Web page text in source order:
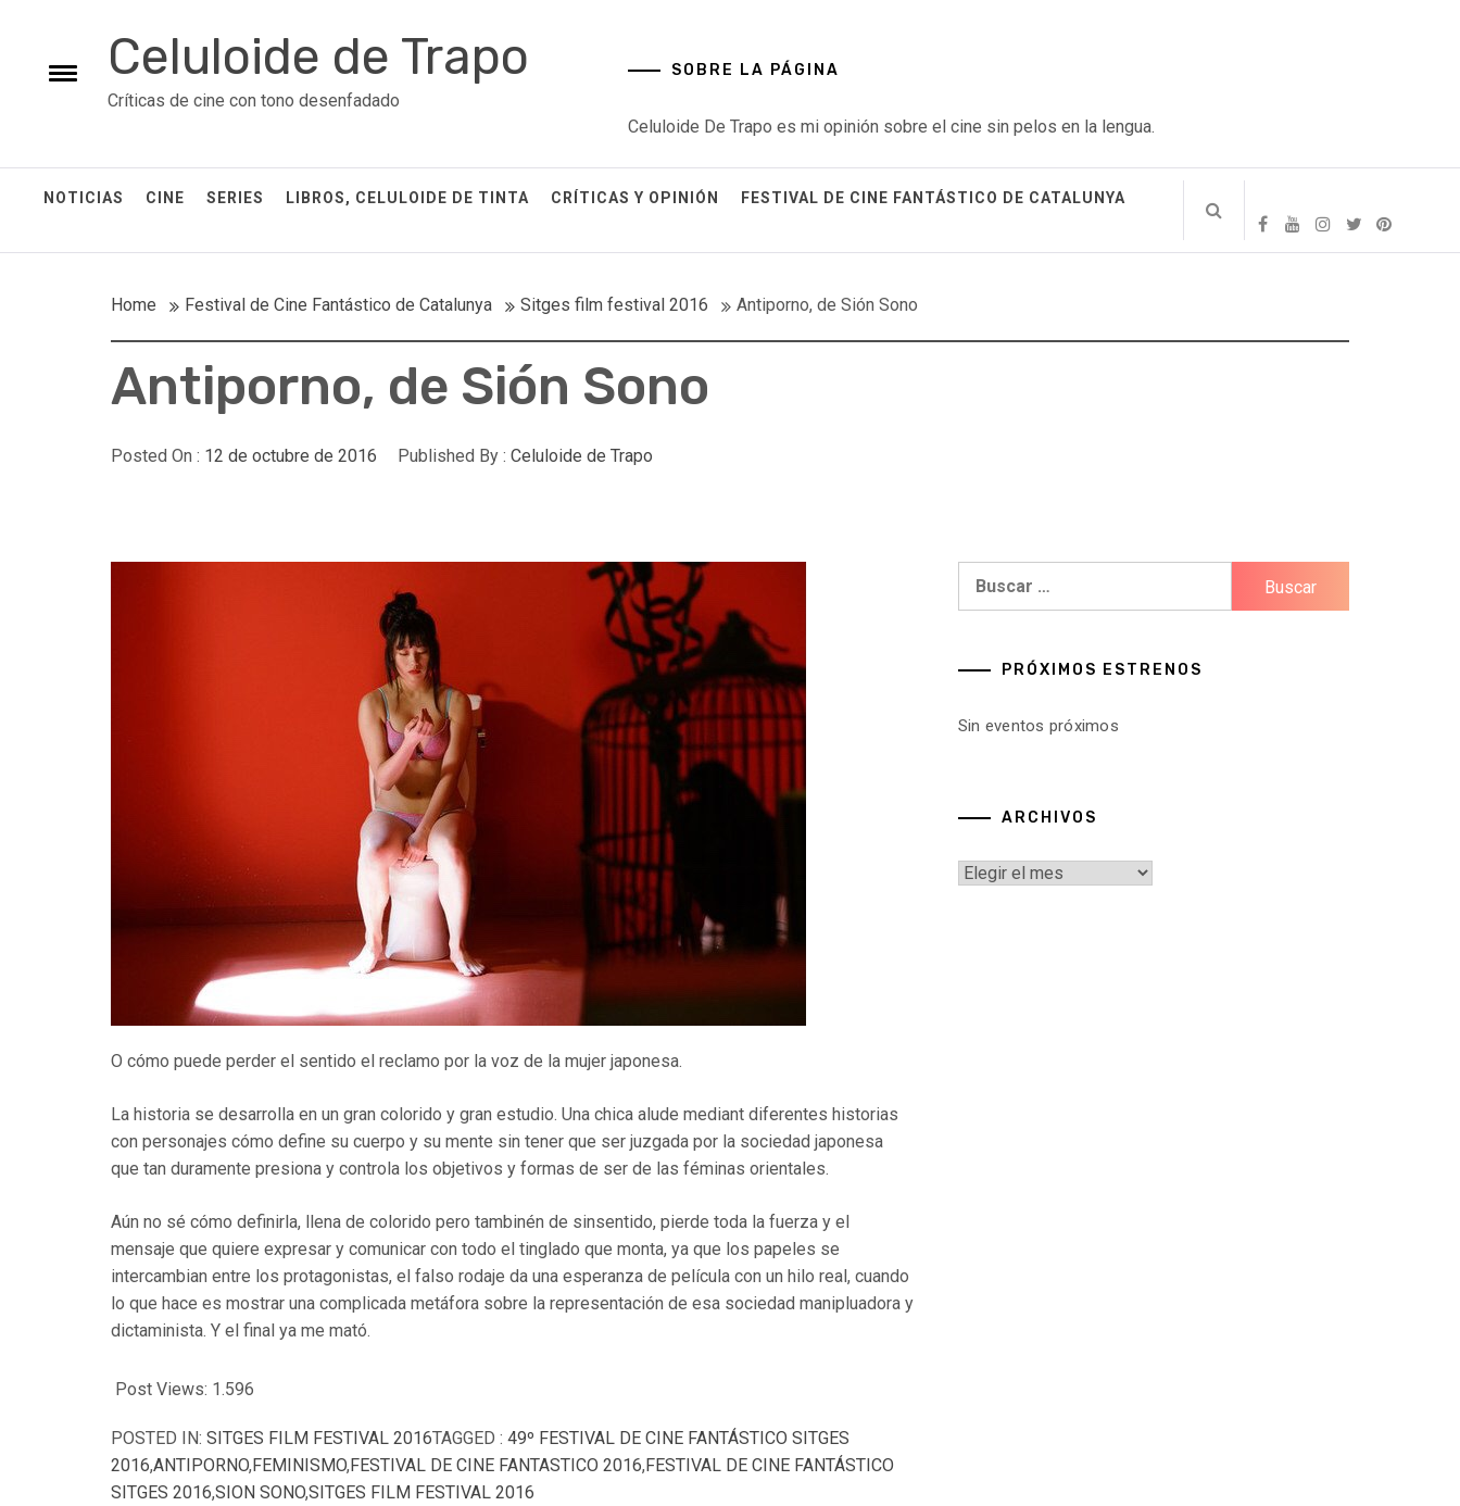
content
Toggle
Celuloide de Trapo
Críticas de cine con tono desenfadado
SOBRE LA PÁGINA
Celuloide De Trapo es mi opinión sobre el cine sin pelos en la lengua.
NOTICIAS CINE SERIES LIBROS, CELULOIDE DE TINTA CRÍTICAS Y OPINIÓN FESTIVAL DE CINE FANTÁSTICO DE CATALUNYA
Home Festival de Cine Fantástico de Catalunya Sitges film festival 2016 Antiporno, de Sión Sono
Antiporno, de Sión Sono
Posted On : 12 de octubre de 2016 Published By : Celuloide de Trapo
O cómo puede perder el sentido el reclamo por la voz de la mujer japonesa.
La historia se desarrolla en un gran colorido y gran estudio. Una chica alude mediant diferentes historias
con personajes cómo define su cuerpo y su mente sin tener que ser juzgada por la sociedad japonesa
que tan duramente presiona y controla los objetivos y formas de ser de las féminas orientales.
Aún no sé cómo definirla, llena de colorido pero tambinén de sinsentido, pierde toda la fuerza y el
mensaje que quiere expresar y comunicar con todo el tinglado que monta, ya que los papeles se
intercambian entre los protagonistas, el falso rodaje da una esperanza de película con un hilo real, cuando
lo que hace es mostrar una complicada metáfora sobre la representación de esa sociedad manipluadora y
dictaminista. Y el final ya me mató.
Post Views: 1.596
POSTED IN: SITGES FILM FESTIVAL 2016TAGGED : 49º FESTIVAL DE CINE FANTÁSTICO SITGES
2016,ANTIPORNO,FEMINISMO,FESTIVAL DE CINE FANTASTICO 2016,FESTIVAL DE CINE FANTÁSTICO
SITGES 2016,SION SONO,SITGES FILM FESTIVAL 2016
PRÓXIMOS ESTRENOS
Sin eventos próximos
ARCHIVOS
Archivos